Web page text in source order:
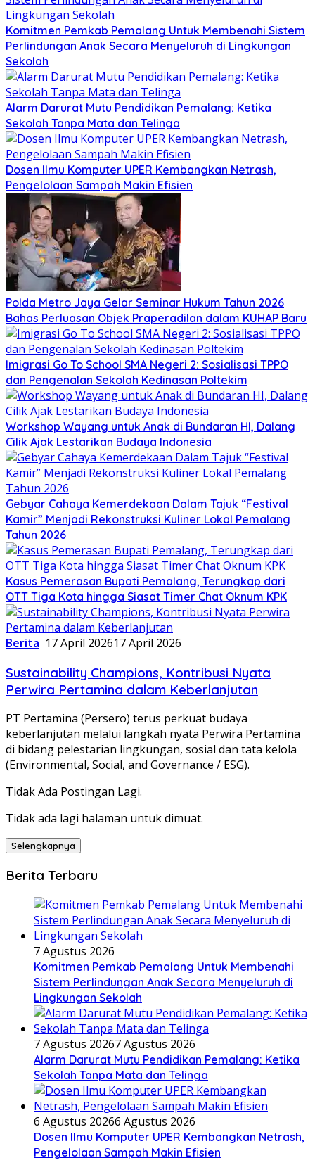
Komitmen Pemkab Pemalang Untuk Membenahi Sistem
Perlindungan Anak Secara Menyeluruh di Lingkungan
Sekolah
Alarm Darurat Mutu Pendidikan Pemalang: Ketika
Sekolah Tanpa Mata dan Telinga
Dosen Ilmu Komputer UPER Kembangkan Netrash,
Pengelolaan Sampah Makin Efisien
Polda Metro Jaya Gelar Seminar Hukum Tahun 2026
Bahas Perluasan Objek Praperadilan dalam KUHAP Baru
Imigrasi Go To School SMA Negeri 2: Sosialisasi TPPO
dan Pengenalan Sekolah Kedinasan Poltekim
Workshop Wayang untuk Anak di Bundaran HI, Dalang
Cilik Ajak Lestarikan Budaya Indonesia
Gebyar Cahaya Kemerdekaan Dalam Tajuk “Festival
Kamir” Menjadi Rekonstruksi Kuliner Lokal Pemalang
Tahun 2026
Kasus Pemerasan Bupati Pemalang, Terungkap dari
OTT Tiga Kota hingga Siasat Timer Chat Oknum KPK
Berita 17 April 202617 April 2026
Sustainability Champions, Kontribusi Nyata
Perwira Pertamina dalam Keberlanjutan
PT Pertamina (Persero) terus perkuat budaya
keberlanjutan melalui langkah nyata Perwira Pertamina
di bidang pelestarian lingkungan, sosial dan tata kelola
(Environmental, Social, and Governance / ESG).
Tidak Ada Postingan Lagi.
Tidak ada lagi halaman untuk dimuat.
Selengkapnya
Berita Terbaru
7 Agustus 2026
Komitmen Pemkab Pemalang Untuk Membenahi
Sistem Perlindungan Anak Secara Menyeluruh di
Lingkungan Sekolah
7 Agustus 20267 Agustus 2026
Alarm Darurat Mutu Pendidikan Pemalang: Ketika
Sekolah Tanpa Mata dan Telinga
6 Agustus 20266 Agustus 2026
Dosen Ilmu Komputer UPER Kembangkan Netrash,
Pengelolaan Sampah Makin Efisien